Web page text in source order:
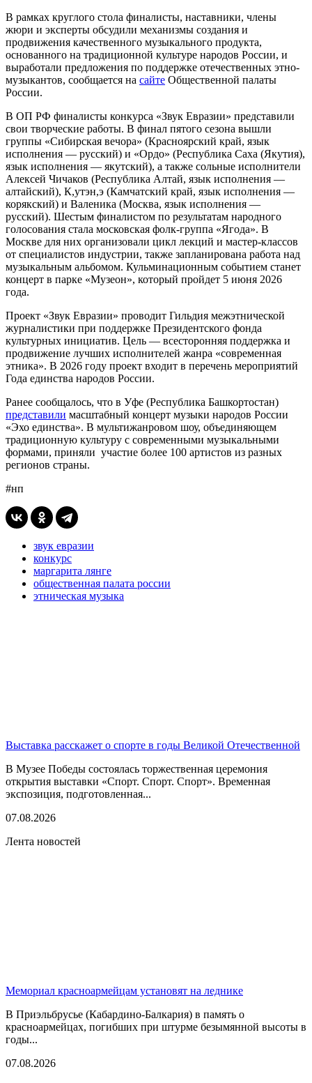
В рамках круглого стола финалисты, наставники, члены
жюри и эксперты обсудили механизмы создания и
продвижения качественного музыкального продукта,
основанного на традиционной культуре народов России, и
выработали предложения по поддержке отечественных этно-
музыкантов, сообщается на сайте Общественной палаты
России.
В ОП РФ финалисты конкурса «Звук Евразии» представили
свои творческие работы. В финал пятого сезона вышли
группы «Сибирская вечора» (Красноярский край, язык
исполнения — русский) и «Ордо» (Республика Саха (Якутия),
язык исполнения — якутский), а также сольные исполнители
Алексей Чичаков (Республика Алтай, язык исполнения —
алтайский), К,утэн,э (Камчатский край, язык исполнения —
корякский) и Валеника (Москва, язык исполнения —
русский). Шестым финалистом по результатам народного
голосования стала московская фолк-группа «Ягода». В
Москве для них организовали цикл лекций и мастер-классов
от специалистов индустрии, также запланирована работа над
музыкальным альбомом. Кульминационным событием станет
концерт в парке «Музеон», который пройдет 5 июня 2026
года.
Проект «Звук Евразии» проводит Гильдия межэтнической
журналистики при поддержке Президентского фонда
культурных инициатив. Цель — всесторонняя поддержка и
продвижение лучших исполнителей жанра «современная
этника». В 2026 году проект входит в перечень мероприятий
Года единства народов России.
Ранее сообщалось, что в Уфе (Республика Башкортостан)
представили масштабный концерт музыки народов России
«Эхо единства». В мультижанровом шоу, объединяющем
традиционную культуру с современными музыкальными
формами, приняли участие более 100 артистов из разных
регионов страны.
#нп
звук евразии
конкурс
маргарита лянге
общественная палата россии
этническая музыка
Выставка расскажет о спорте в годы Великой Отечественной
В Музее Победы состоялась торжественная церемония
открытия выставки «Спорт. Спорт. Спорт». Временная
экспозиция, подготовленная...
07.08.2026
Лента новостей
Мемориал красноармейцам установят на леднике
В Приэльбрусье (Кабардино-Балкария) в память о
красноармейцах, погибших при штурме безымянной высоты в
годы...
07.08.2026